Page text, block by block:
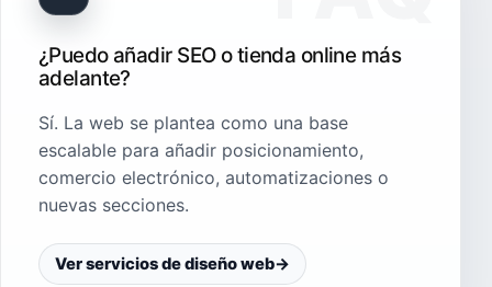
¿Puedo añadir SEO o tienda online más
adelante?
Sí. La web se plantea como una base
escalable para añadir posicionamiento,
comercio electrónico, automatizaciones o
nuevas secciones.
Ver servicios de diseño web→